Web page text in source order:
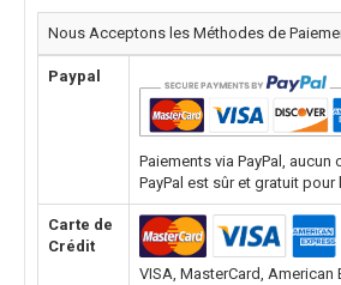
Nous Acceptons les Méthodes de
Paypal
Paiements via PayPal, aucun
PayPal est sûr et gratuit pour
Carte de
Crédit
VISA, MasterCard, American